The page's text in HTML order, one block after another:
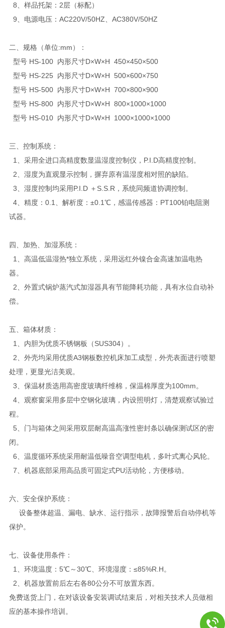
8、样品托架：2层（标配）
9、电源电压：AC220V/50HZ、AC380V/50HZ
二、规格（单位:mm）：
型号 HS-100 内形尺寸D×W×H 450×450×500
型号 HS-225 内形尺寸D×W×H 500×600×750
型号 HS-500 内形尺寸D×W×H 700×800×900
型号 HS-800 内形尺寸D×W×H 800×1000×1000
型号 HS-010 内形尺寸D×W×H 1000×1000×1000
三、控制系统：
1、采用全进口高精度数显温湿度控制仪，P.I.D高精度控制。
2、湿度为直观显示控制，摒弃原有温湿度相对照的缺陷。
3、湿度控制均采用P.I.D ＋S.S.R，系统同频道协调控制。
4、精度：0.1、解析度：±0.1℃，感温传感器：PT100铂电阻测
试器。
四、加热、加湿系统：
1、高温低温湿热*独立系统，采用远红外镍合金高速加温电热
器。
2、外置式锅炉蒸汽式加湿器具有节能降耗功能，具有水位自动补
偿。
五、箱体材质：
1、内胆为优质不锈钢板（SUS304）。
2、外壳均采用优质A3钢板数控机床加工成型，外壳表面进行喷塑
处理，更显光洁美观。
3、保温材质选用高密度玻璃纤维棉，保温棉厚度为100mm。
4、观察窗采用多层中空钢化玻璃，内设照明灯，清楚观察试验过
程。
5、门与箱体之间采用双层耐高温高涨性密封条以确保测试区的密
闭。
6、温度循环系统采用耐温低噪音空调型电机，多叶式离心风轮。
7、机器底部采用高品质可固定式PU活动轮，方便移动。
六、安全保护系统：
设备整体超温、漏电、缺水、运行指示，故障报警后自动停机等
保护。
七、 设备使用条件：
1、环境温度：5℃～30℃、环境湿度：≤85%R.H。
2、机器放置前后左右各80公分不可放置东西。
免费送货上门，在对该设备安装调试结束后，对相关技术人员做相
应的基本操作培训。